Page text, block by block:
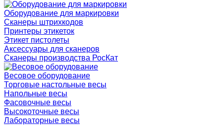
Оборудование для маркировки
Сканеры штрихкодов
Принтеры этикеток
Этикет пистолеты
Аксессуары для сканеров
Сканеры производства РосКат
Весовое оборудование
Торговые настольные весы
Напольные весы
Фасовочные весы
Высокоточные весы
Лабораторные весы